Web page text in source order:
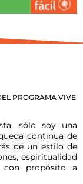
PROGRAMA VIVE
sólo soy una
continua de
de un estilo de
espiritualidad
propósito a